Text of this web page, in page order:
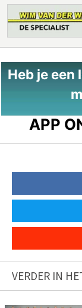
Heb je een
APP
VERDER IN